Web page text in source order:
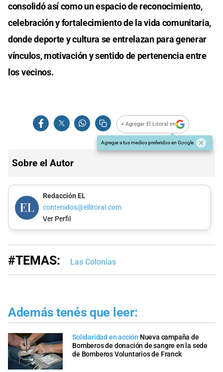
consolidó así como un espacio de reconocimiento,
celebración y fortalecimiento de la vida comunitaria,
donde deporte y cultura se entrelazan para generar
vínculos, motivación y sentido de pertenencia entre
los vecinos.
+ Agregar El Litoral en
Agregar a tus medios preferidos en Google
Sobre el Autor
Redacción EL
contenidos@ellitoral.com
Ver Perfil
#TEMAS: Las Colonias
Además tenés que leer:
Solidaridad en acción Nueva campaña de
Bomberos de donación de sangre en la sede
de Bomberos Voluntarios de Franck